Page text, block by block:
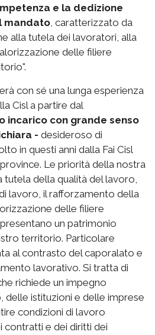
e la dedizione
mandato, caratterizzato da
alla tutela dei lavoratori, alla
delle filiere
con sé una lunga esperienza
Cisl a partire dal
incarico con grande senso
- desideroso di
in questi anni dalla Fai Cisl
Le priorità della nostra
tutela della qualità del lavoro,
lavoro, il rafforzamento della
delle filiere
un patrimonio
territorio. Particolare
al contrasto del caporalato e
lavorativo. Si tratta di
richiede un impegno
delle istituzioni e delle imprese
condizioni di lavoro
contratti e dei diritti dei